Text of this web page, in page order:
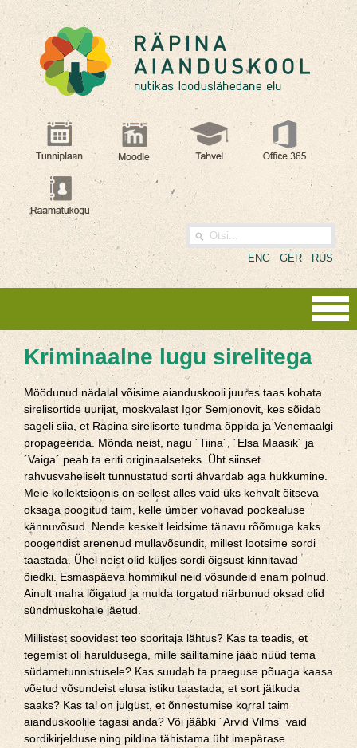
ENG GER RUS
Kriminaalne lugu sirelitega
Möödunud nädalal võisime aianduskooli juures taas kohata
sirelisortide uurijat, moskvalast Igor Semjonovit, kes sõidab
sageli siia, et Räpina sirelisorte tundma õppida ja Venemaalgi
propageerida. Mõnda neist, nagu ´Tiina´, ´Elsa Maasik´ ja
´Vaiga´ peab ta eriti originaalseteks. Üht siinset
rahvusvaheliselt tunnustatud sorti ähvardab aga hukkumine.
Meie kollektsioonis on sellest alles vaid üks kehvalt õitseva
oksaga poogitud taim, kelle ümber vohavad pookealuse
kännuvõsud. Nende keskelt leidsime tänavu rõõmuga kaks
poogendist arenenud mullavõsundit, millest lootsime sordi
taastada. Ühel neist olid küljes sordi õigsust kinnitavad
õiedki. Esmaspäeva hommikul neid võsundeid enam polnud.
Ainult maha lõigatud ja mulda torgatud närbunud oksad olid
sündmuskohale jäetud.
Millistest soovidest teo sooritaja lähtus? Kas ta teadis, et
tegemist oli haruldusega, mille säilitamine jääb nüüd tema
südametunnistusele? Kas suudab ta praeguse põuaga kaasa
võetud võsundeist elusa istiku taastada, et sort jätkuda
saaks? Kas tal on julgust, et õnnestumise korral taim
aianduskoolile tagasi anda? Või jääbki ´Arvid Vilms´ vaid
sordikirjelduse ning pildina tähistama üht imepärase